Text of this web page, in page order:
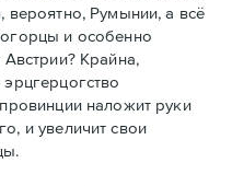
вероятно, Румынии, а всё
и особенно
Австрии? Крайна,
наложит руки
и увеличит свои